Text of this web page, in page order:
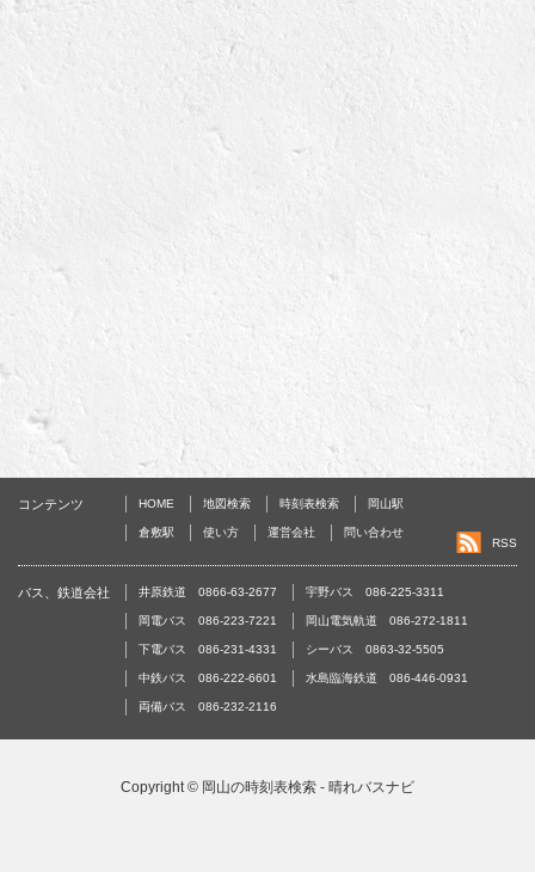
コンテンツ HOME 地図検索 時刻表検索 岡山駅
倉敷駅 使い方 運営会社
問い合わせ
RSS
バス、鉄道会社 井原鉄道 0866-63-2677 宇野バス 086-225-3311
岡電バス 086-223-7221 岡山電気軌道 086-272-1811
下電バス 086-231-4331 シーバス 0863-32-5505
中鉄バス 086-222-6601 水島臨海鉄道 086-446-0931
両備バス 086-232-2116
Copyright © 岡山の時刻表検索 - 晴れバスナビ